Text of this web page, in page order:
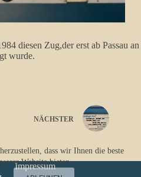
dass wir Ihnen die beste
Website bieten.
diesen Zug,der erst ab Passau an
wurde.
NÄCHSTER
Impressum